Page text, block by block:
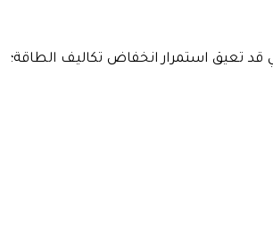
قد تعيق استمرار انخفاض تكاليف الطاقة؛